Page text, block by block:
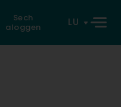
Sech
aloggen
LU